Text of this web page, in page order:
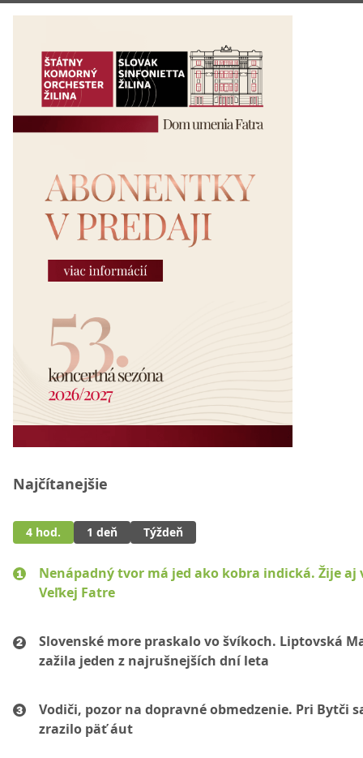
Najčítanejšie
4 hod. 1 deň Týždeň
Nenápadný tvor má jed ako kobra indická. Žije aj
Veľkej Fatre
Slovenské more praskalo vo švíkoch. Liptovská
zažila jeden z najrušnejších dní leta
Vodiči, pozor na dopravné obmedzenie. Pri Bytči
zrazilo päť áut